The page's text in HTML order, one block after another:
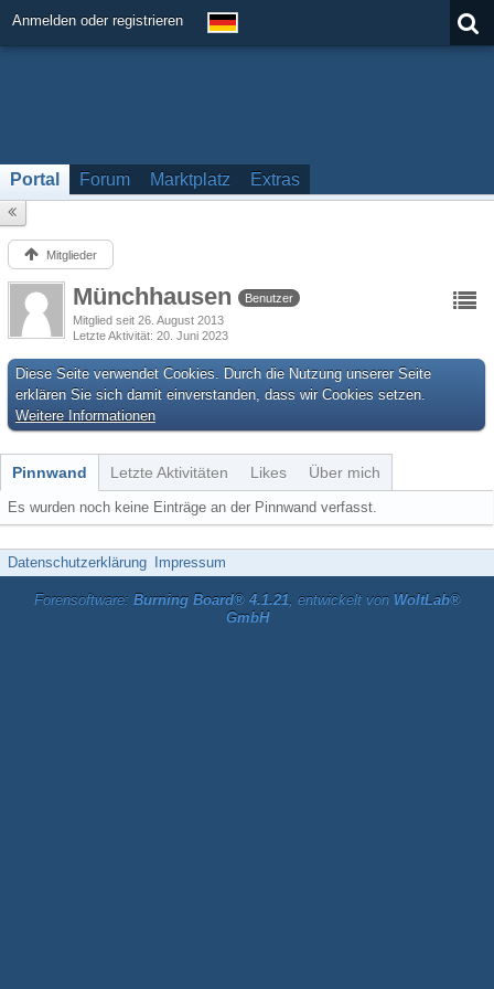
Anmelden oder registrieren
Portal Forum Marktplatz Extras
Mitglieder
Münchhausen
Benutzer
Mitglied seit 26. August 2013
Letzte Aktivität 20. Juni 2023
Diese Seite verwendet Cookies. Durch die Nutzung unserer Seite
erklären Sie sich damit einverstanden, dass wir Cookies setzen.
Weitere Informationen
Pinnwand Letzte Aktivitäten Likes Über mich
Es wurden noch keine Einträge an der Pinnwand verfasst.
Datenschutzerklärung Impressum
Forensoftware: Burning Board® 4.1.21, entwickelt von WoltLab®
GmbH